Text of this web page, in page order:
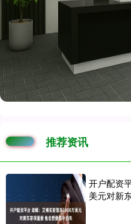
推荐资讯
开户配资
美元对新